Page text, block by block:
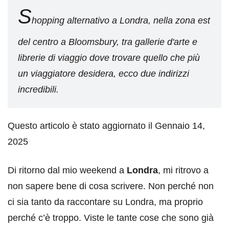
Shopping alternativo a Londra, nella zona est
del centro a Bloomsbury, tra gallerie d'arte e
librerie di viaggio dove trovare quello che più
un viaggiatore desidera, ecco due indirizzi
incredibili.
Questo articolo è stato aggiornato il Gennaio 14,
2025
Di ritorno dal mio weekend a Londra, mi ritrovo a
non sapere bene di cosa scrivere. Non perché non
ci sia tanto da raccontare su Londra, ma proprio
perché c’è troppo. Viste le tante cose che sono già